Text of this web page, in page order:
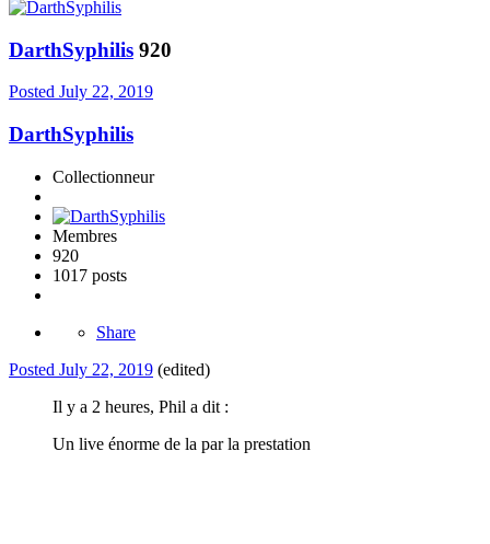
DarthSyphilis 920
Posted July 22, 2019
DarthSyphilis
Collectionneur
Membres
920
1017 posts
Share
Posted July 22, 2019 (edited)
Il y a 2 heures, Phil a dit :
Un live énorme de la par la prestation